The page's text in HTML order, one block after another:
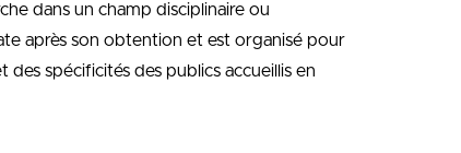
dans un champ disciplinaire ou
après son obtention et est organisé pour
spécificités des publics accueillis en